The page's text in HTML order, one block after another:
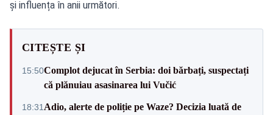
și influența în anii următori.
CITEȘTE ȘI
15:50Complot dejucat în Serbia: doi bărbați, suspectați
că plănuiau asasinarea lui Vučić
18:31 Adio, alerte de poliție pe Waze? Decizia luată de